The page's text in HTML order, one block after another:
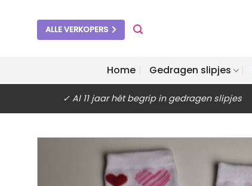
ALLE VERKOPERS
Home Gedragen slipjes
✓ Al 11 jaar hét begrip in gedragen slipjes